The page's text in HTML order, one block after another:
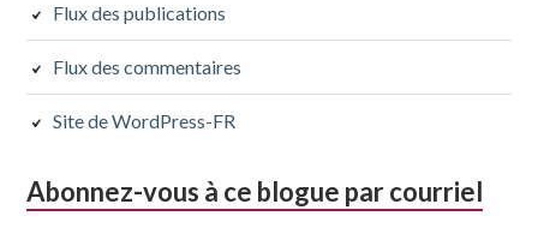
Flux des publications
Flux des commentaires
Site de WordPress-FR
Abonnez-vous à ce blogue par courriel